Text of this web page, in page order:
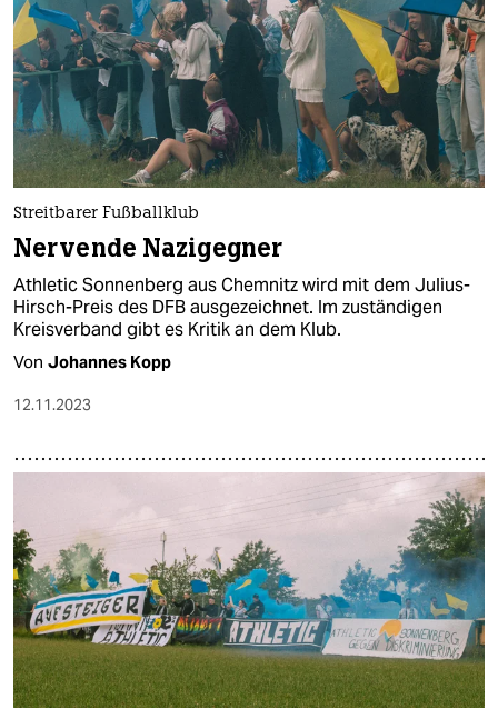
Streitbarer Fußballklub
Nervende Nazigegner
Athletic Sonnenberg aus Chemnitz wird mit dem Julius-
Hirsch-Preis des DFB ausgezeichnet. Im zuständigen
Kreisverband gibt es Kritik an dem Klub.
Von Johannes Kopp
12.11.2023